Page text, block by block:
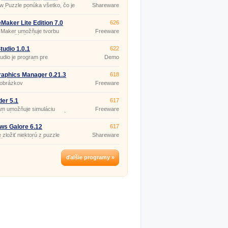
písania skriptov a
Puzzle ponúka všetko, čo je
na vytváranie a hranie
Shareware
Lite Edition 7.0
umožňuje tvorbu
počítačových hier, bez
626
Freeware
1.0.1
je program pre
tvorbu švédskych a
622
Demo
Manager 0.21.3
618
Freeware
5.1
umožňuje simuláciu
klávesov a pohybov myšou
617
Freeware
Galore 6.12
zložiť niektorú z puzzle
ktoré sú súčasťou
e-mailom svojim priateľom.
617
Shareware
ďalšie programy »